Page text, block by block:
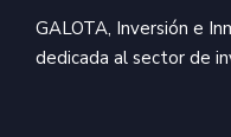
GALOTA, Inversión e
dedicada al sector de